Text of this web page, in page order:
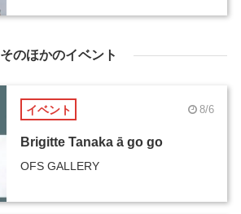
そのほかのイベント
イベント 8/6
Brigitte Tanaka ā go go
OFS GALLERY